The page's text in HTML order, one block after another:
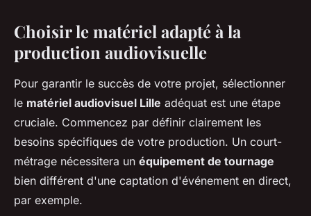
Choisir le matériel adapté à la
production audiovisuelle
Pour garantir le succès de votre projet, sélectionner
le matériel audiovisuel Lille adéquat est une étape
cruciale. Commencez par définir clairement les
besoins spécifiques de votre production. Un court-
métrage nécessitera un équipement de tournage
bien différent d'une captation d'événement en direct,
par exemple.